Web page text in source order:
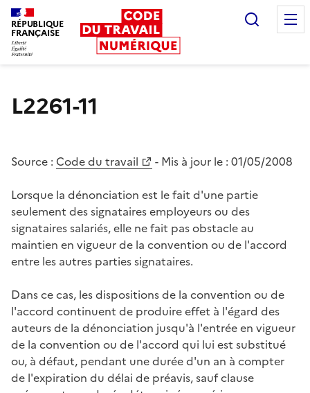
RÉPUBLIQUE
FRANÇAISE
L2261-11
Source : Code du travail - Mis à jour le : 01/05/2008
Lorsque la dénonciation est le fait d'une partie
seulement des signataires employeurs ou des
signataires salariés, elle ne fait pas obstacle au
maintien en vigueur de la convention ou de l'accord
entre les autres parties signataires.
Dans ce cas, les dispositions de la convention ou de
l'accord continuent de produire effet à l'égard des
auteurs de la dénonciation jusqu'à l'entrée en vigueur
de la convention ou de l'accord qui lui est substitué
ou, à défaut, pendant une durée d'un an à compter
de l'expiration du délai de préavis, sauf clause